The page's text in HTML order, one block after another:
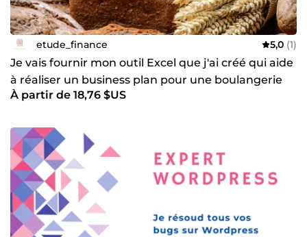
etude_finance 5,0 (1)
Je vais fournir mon outil Excel que j'ai créé qui aide
à réaliser un business plan pour une boulangerie
À partir de 18,76 $US